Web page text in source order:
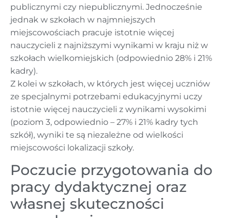
publicznymi czy niepublicznymi. Jednocześnie
jednak w szkołach w najmniejszych
miejscowościach pracuje istotnie więcej
nauczycieli z najniższymi wynikami w kraju niż w
szkołach wielkomiejskich (odpowiednio 28% i 21%
kadry).
Z kolei w szkołach, w których jest więcej uczniów
ze specjalnymi potrzebami edukacyjnymi uczy
istotnie więcej nauczycieli z wynikami wysokimi
(poziom 3, odpowiednio – 27% i 21% kadry tych
szkół), wyniki te są niezależne od wielkości
miejscowości lokalizacji szkoły.
Poczucie przygotowania do
pracy dydaktycznej oraz
własnej skuteczności